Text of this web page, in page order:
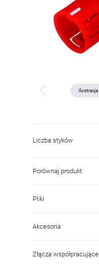
Liczba styków
Porównaj produkt
Pliki
Akcesoria
Złącza współpracujące